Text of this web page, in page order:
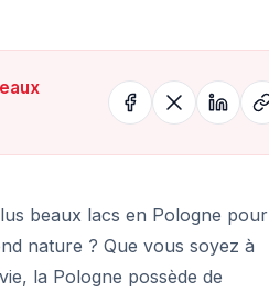
beaux lacs en Pologne pour
nature ? Que vous soyez à
, la Pologne possède de